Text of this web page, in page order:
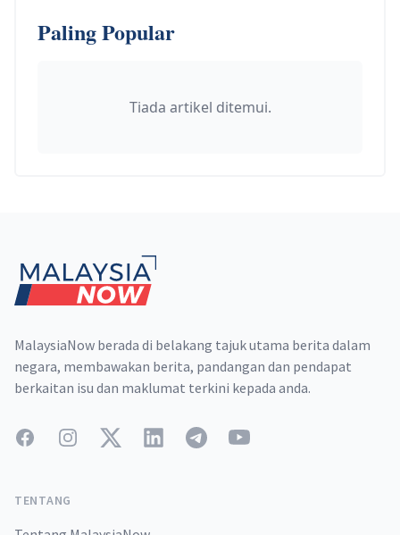
Paling Popular
Tiada artikel ditemui.
MalaysiaNow berada di belakang tajuk utama berita dalam
negara, membawakan berita, pandangan dan pendapat
berkaitan isu dan maklumat terkini kepada anda.
FacebookInstagramTwitterLinkedInTelegramYouTube
TENTANG